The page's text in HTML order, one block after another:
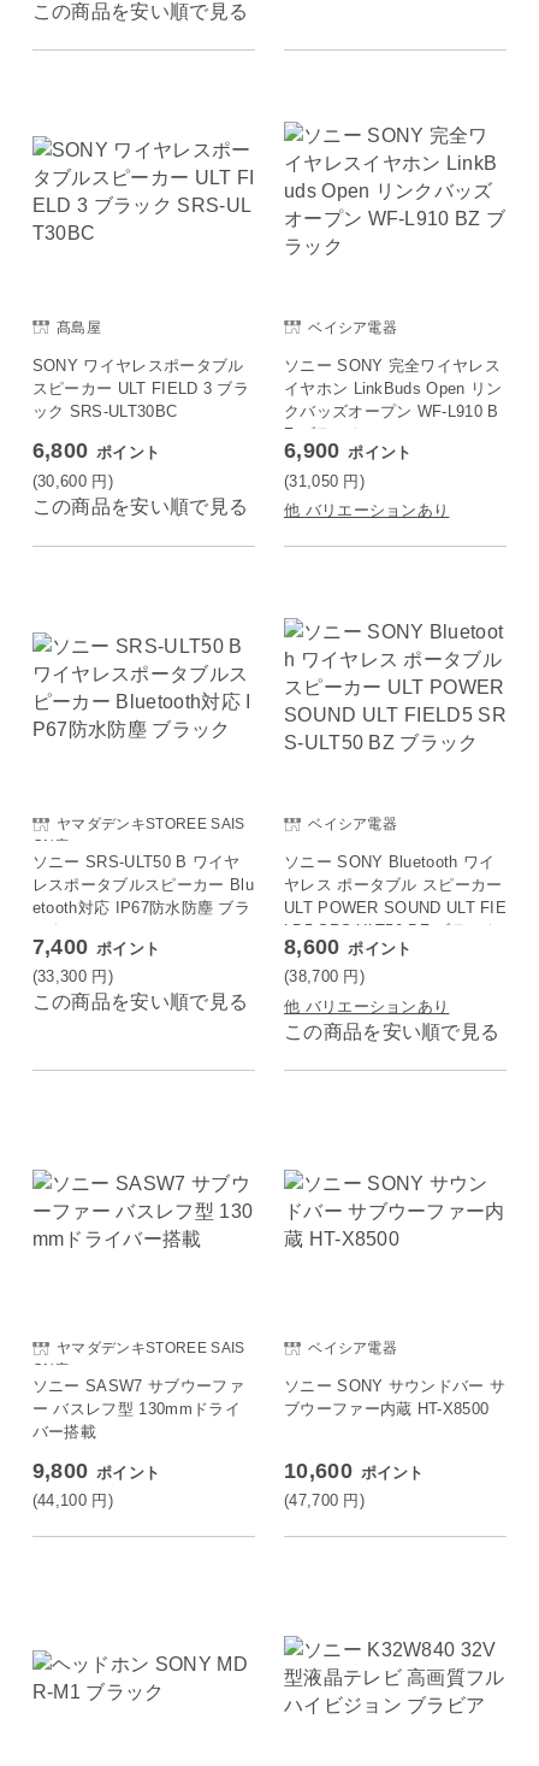
この商品を安い順で見る
髙島屋
SONY ワイヤレスポータブル
スピーカー ULT FIELD 3 ブラ
ック SRS-ULT30BC
6,800 ポイント
(30,600 円)
この商品を安い順で見る
ベイシア電器
ソニー SONY 完全ワイヤレス
イヤホン LinkBuds Open リン
クバッズオープン WF-L910 B
Z ブラック
6,900 ポイント
(31,050 円)
他 バリエーションあり
ヤマダデンキSTOREE SAIS
ON店
ソニー SRS-ULT50 B ワイヤ
レスポータブルスピーカー Blu
etooth対応 IP67防水防塵 ブラ
ック
7,400 ポイント
(33,300 円 )
この商品を安い順で見る
ベイシア電器
ソニー SONY Bluetooth ワイ
ヤレス ポータブル スピーカー
ULT POWER SOUND ULT FIE
LD5 SRS-ULT50 BZ ブラック
8,600 ポイント
(38,700 円 )
他 バリエーションあり
この商品を安い順で見る
ヤマダデンキSTOREE SAIS
ON店
ソニー SASW7 サブウーファ
ー バスレフ型 130mmドライ
バー搭載
9,800 ポイント
(44,100 円 )
ベイシア電器
ソニー SONY サウンドバー サ
ブウーファー内蔵 HT-X8500
10,600 ポイント
(47,700 円 )